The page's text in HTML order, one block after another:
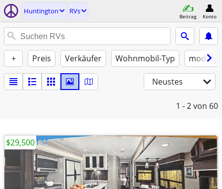
Huntington RVs
Beitrag Konto
+ Preis Verkäufer Wohnmobil-Typ
Neustes
1 - 2von 60
$29,500